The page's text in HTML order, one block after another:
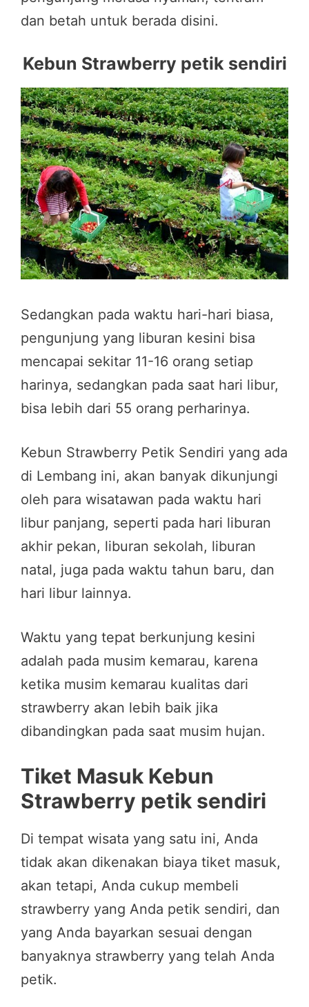
dan betah untuk berada disini.
Kebun Strawberry petik sendiri
Sedangkan pada waktu hari-hari biasa,
pengunjung yang liburan kesini bisa
mencapai sekitar 11-16 orang setiap
harinya, sedangkan pada saat hari libur,
bisa lebih dari 55 orang perharinya.
Kebun Strawberry Petik Sendiri yang ada
di Lembang ini, akan banyak dikunjungi
oleh para wisatawan pada waktu hari
libur panjang, seperti pada hari liburan
akhir pekan, liburan sekolah, liburan
natal, juga pada waktu tahun baru, dan
hari libur lainnya.
Waktu yang tepat berkunjung kesini
adalah pada musim kemarau, karena
ketika musim kemarau kualitas dari
strawberry akan lebih baik jika
dibandingkan pada saat musim hujan.
Tiket Masuk Kebun
Strawberry petik sendiri
Di tempat wisata yang satu ini, Anda
tidak akan dikenakan biaya tiket masuk,
akan tetapi, Anda cukup membeli
strawberry yang Anda petik sendiri, dan
yang Anda bayarkan sesuai dengan
banyaknya strawberry yang telah Anda
petik.